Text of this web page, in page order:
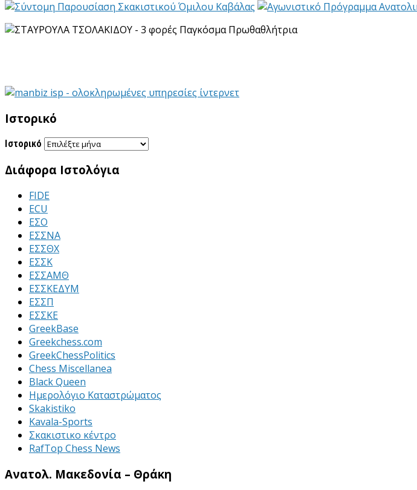
Ιστορικό
Ιστορικό
Διάφορα Ιστολόγια
FIDE
ECU
ΕΣΟ
ΕΣΣΝΑ
ΕΣΣΘΧ
ΕΣΣΚ
ΕΣΣΑΜΘ
ΕΣΣΚΕΔΥΜ
ΕΣΣΠ
ΕΣΣΚΕ
GreekBase
Greekchess.com
GreekChessPolitics
Chess Miscellanea
Black Queen
Ημερολόγιο Καταστρώματος
Skakistiko
Kavala-Sports
Σκακιστικο κέντρο
RafTop Chess News
Ανατολ. Μακεδονία – Θράκη